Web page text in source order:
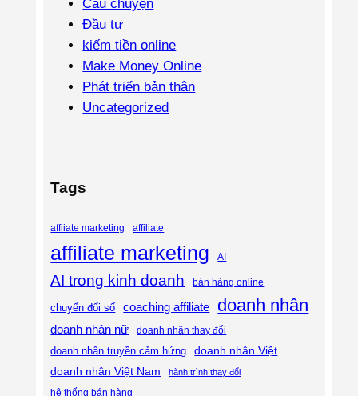
Câu chuyện
Đầu tư
kiếm tiền online
Make Money Online
Phát triển bản thân
Uncategorized
Tags
affiiate marketing affiliate
affiliate marketing AI
AI trong kinh doanh bán hàng online
chuyển đổi số coaching affiliate doanh nhân
doanh nhân nữ doanh nhân thay đổi
doanh nhân truyền cảm hứng
doanh nhân Việt
doanh nhân Việt Nam
hành trình thay đổi
hệ thống bán hàng